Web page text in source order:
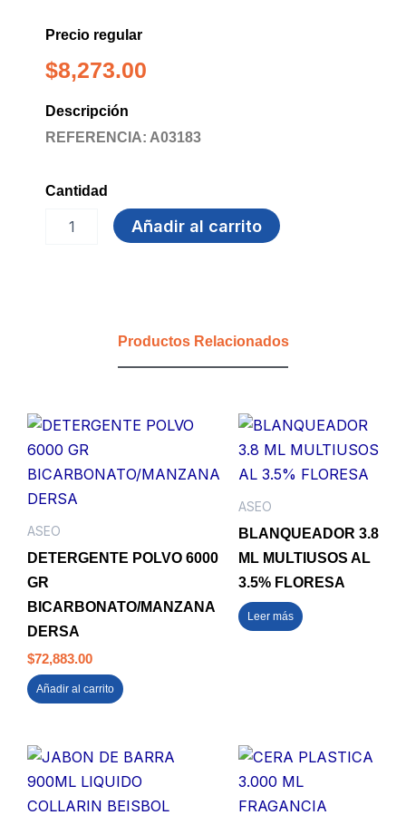
Precio regular
$8,273.00
Descripción
REFERENCIA: A03183
Cantidad
CORRUGADO
Añadir al carrito
Productos Relacionados
ASEO
DETERGENTE POLVO 6000
GR
BICARBONATO/MANZANA
DERSA
$72,883.00
Añadir al carrito
ASEO
BLANQUEADOR 3.8
ML MULTIUSOS AL
3.5% FLORESA
Leer más